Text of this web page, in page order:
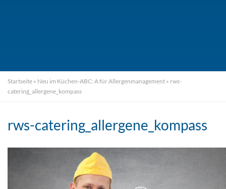
Startseite » Neu im Küchen-ABC: A für Allergenmanagement » rws-
catering_allergene_kompass
rws-catering_allergene_kompass